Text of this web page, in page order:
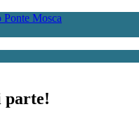
Mosca
parte!